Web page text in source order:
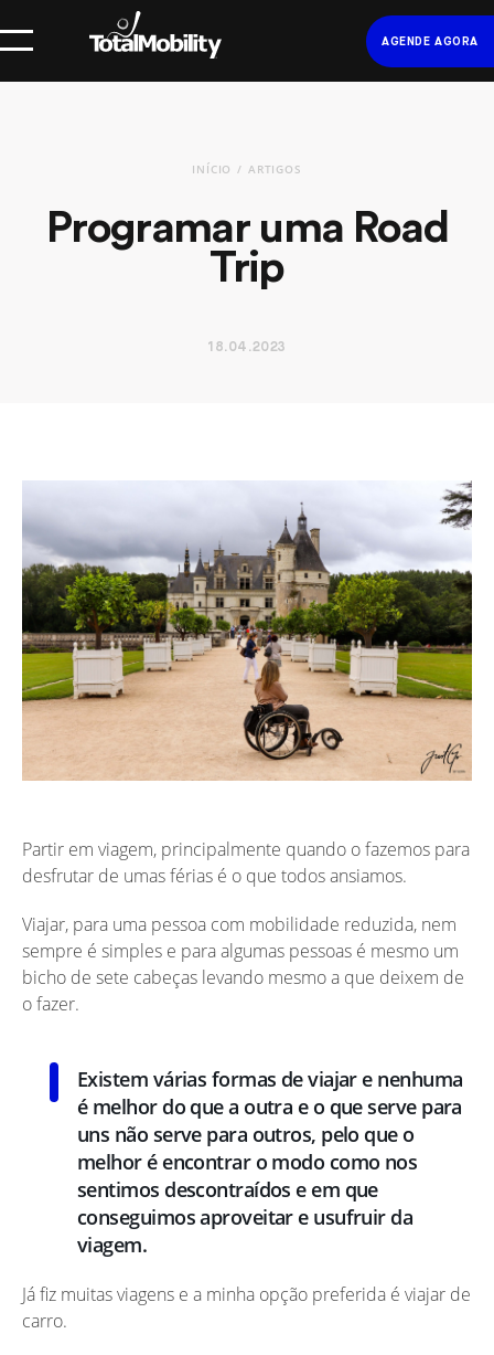
AGENDE AGORA
INÍCIO ARTIGOS
Programar uma Road
Trip
18.04.2023
Partir em viagem, principalmente quando o fazemos para
desfrutar de umas férias é o que todos ansiamos.
Viajar, para uma pessoa com mobilidade reduzida, nem
sempre é simples e para algumas pessoas é mesmo um
bicho de sete cabeças levando mesmo a que deixem de
o fazer.
Existem várias formas de viajar e nenhuma
é melhor do que a outra e o que serve para
uns não serve para outros, pelo que o
melhor é encontrar o modo como nos
sentimos descontraídos e em que
conseguimos aproveitar e usufruir da
viagem.
Já fiz muitas viagens e a minha opção preferida é viajar de
carro.